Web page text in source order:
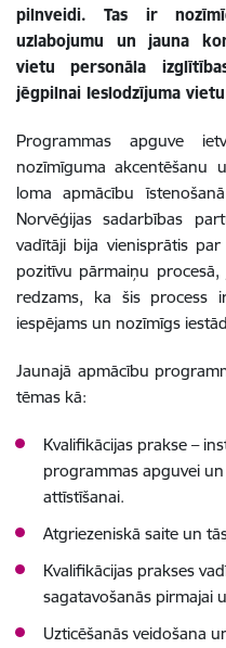
pilnveidi. Tas ir
uzlabojumu un jauna
vietu personāla
jēgpilnai Ieslodzījuma
Programmas apguve
nozīmīguma akcentēšanu
loma apmācību
Norvēģijas sadarbības
vadītāji bija vienisprātis
pozitīvu pārmaiņu
redzams, ka šis process
iespējams un nozīmīgs
Jaunajā apmācību
tēmas kā:
Kvalifikācijas prakse –
programmas apguvei
attīstīšanai.
Atgriezeniskā saite un
Kvalifikācijas prakses
sagatavošanās pirmajai
Uzticēšanās veidošana